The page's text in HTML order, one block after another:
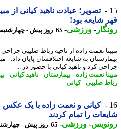
تصویر؛ عیادت ناهید کیانی از مبینا
شایعه بود!
-ورزشی-65 روز پیش - چهارشنبه 13 خرداد 1405، 18:57
نعمت زاده از ناحیه رباط صلیبی جراحی کرد
به شایعه اختلافشان پایان داد. -
کرد و ناهید کیانی با حضور در ...
نعمت زاده - بیمارستان-ناهید کیانی-
صلیبی-کیانی
کیانی و نعمت زاده با یک عکس
را تمام کردند
-ورزشی-
65 روز پیش -